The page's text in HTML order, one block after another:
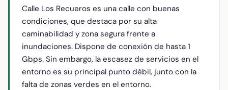
Calle Los Recueros es una calle con buenas
condiciones, que destaca por su alta
caminabilidad y zona segura frente a
inundaciones. Dispone de conexión de hasta 1
Gbps. Sin embargo, la escasez de servicios en el
entorno es su principal punto débil, junto con la
falta de zonas verdes en el entorno.